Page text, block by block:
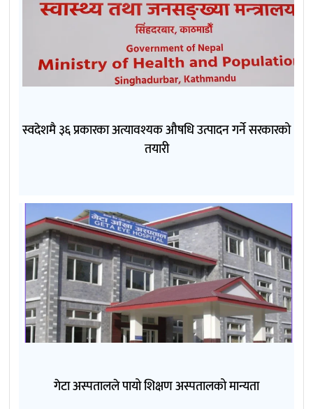
स्वदेशमै ३६ प्रकारका अत्यावश्यक औषधि उत्पादन गर्ने सरकारको
तयारी
गेटा अस्पतालले पायो शिक्षण अस्पतालको मान्यता